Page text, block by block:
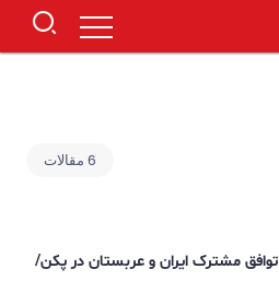
6 مقالات
توافق مشترک ایران و عربستان در پکن/